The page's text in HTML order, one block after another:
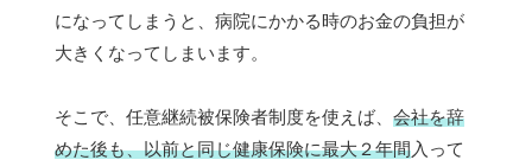
になってしまうと、病院にかかる時のお金の負担が
大きくなってしまいます。
そこで、任意継続被保険者制度を使えば、 会社を辞
めた後も、以前と同じ健康保険に最大２年間入って